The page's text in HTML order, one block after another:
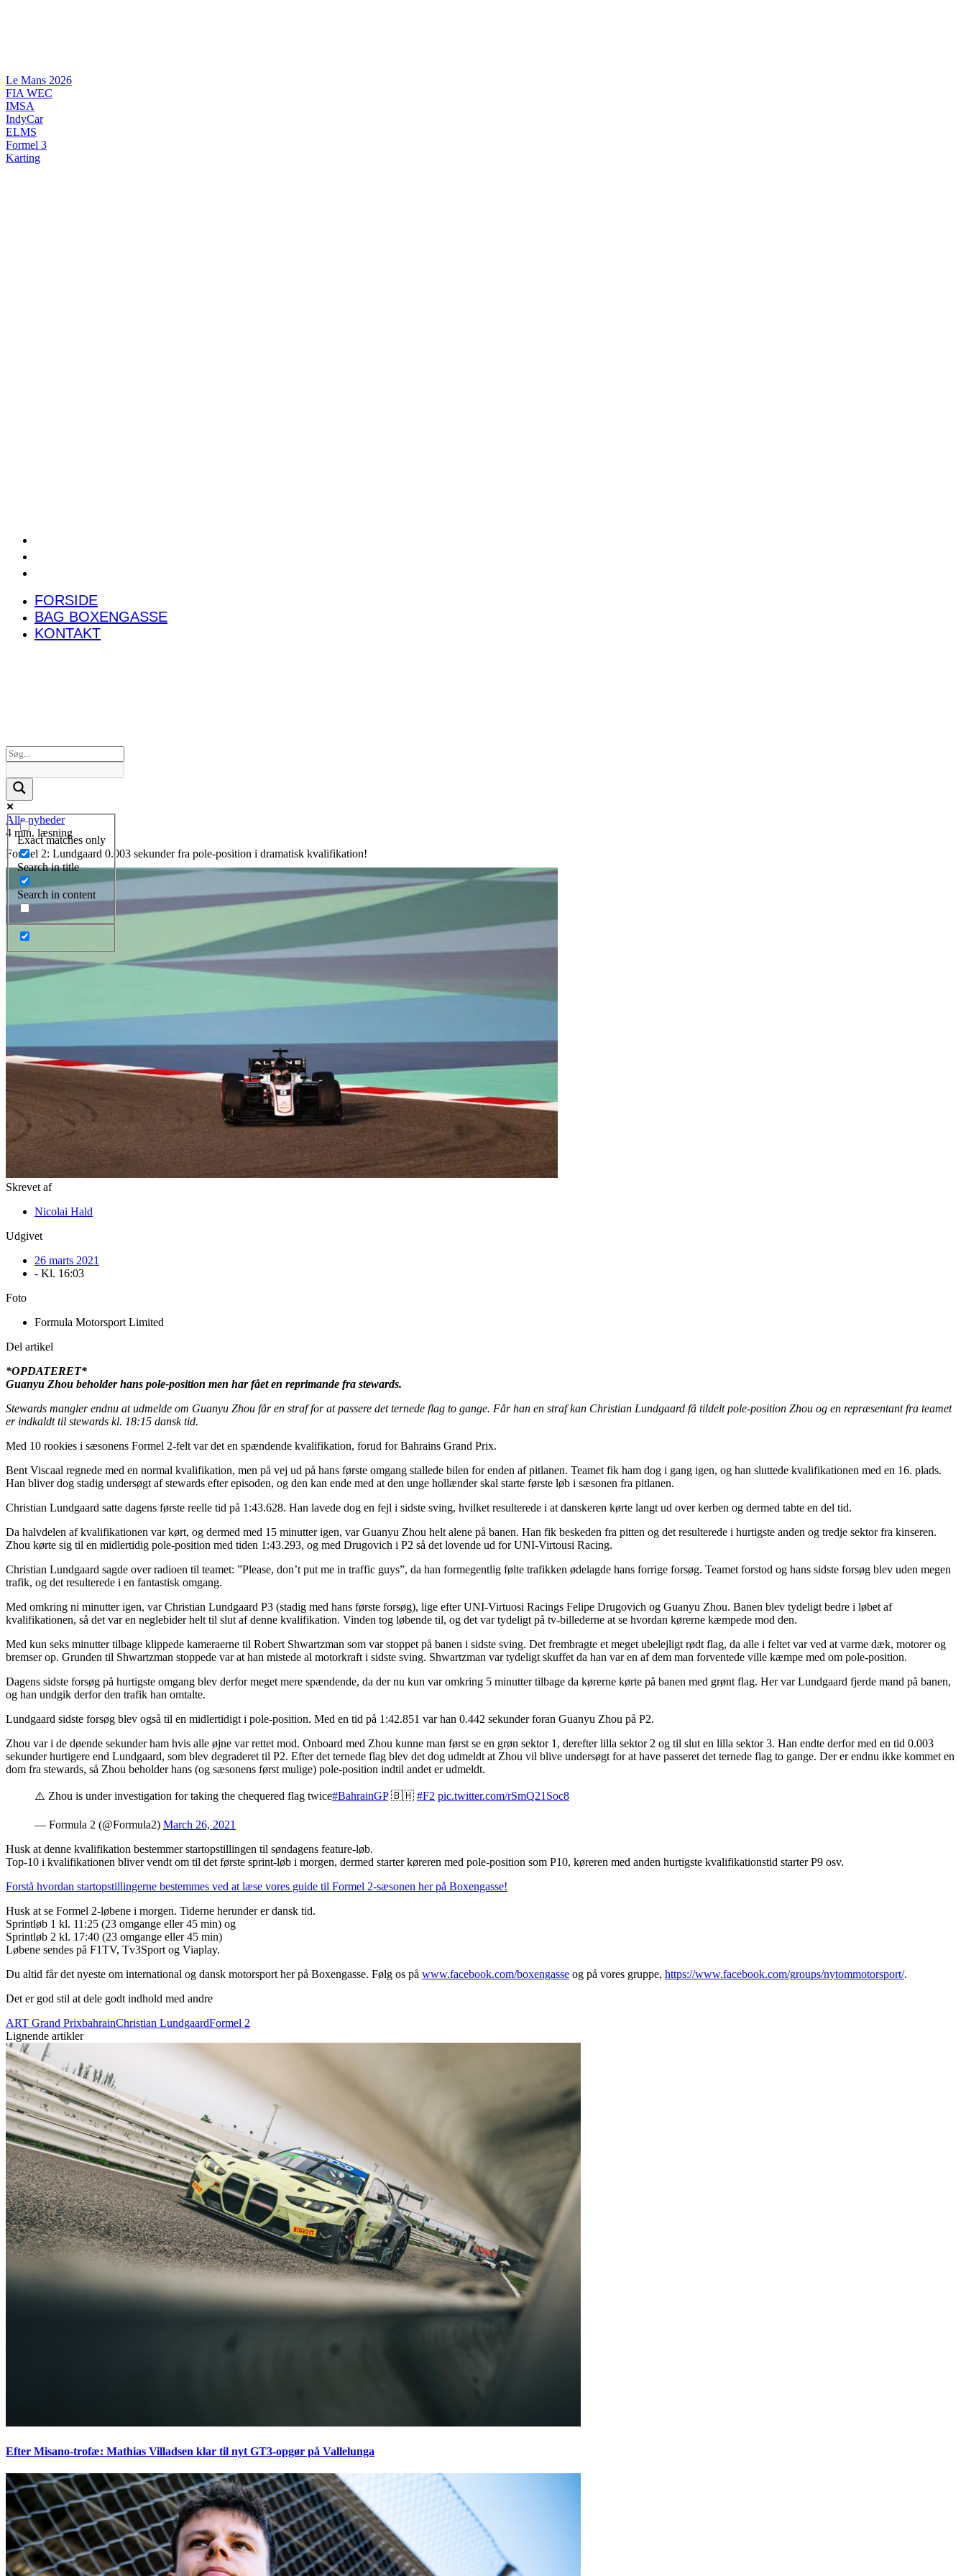
Le Mans 2026
FIA WEC
IMSA
IndyCar
ELMS
Formel 3
Karting
FORSIDE
BAG BOXENGASSE
KONTAKT
Exact matches only
Search in title
Search in content
Alle nyheder
4 min. læsning
Formel 2: Lundgaard 0.003 sekunder fra pole-position i dramatisk kvalifikation!
Skrevet af
Nicolai Hald
Udgivet
26 marts 2021
- Kl. 16:03
Foto
Formula Motorsport Limited
Del artikel
*OPDATERET*
Guanyu Zhou beholder hans pole-position men har fået en reprimande fra stewards.
Stewards mangler endnu at udmelde om Guanyu Zhou får en straf for at passere det ternede flag to gange. Får han en straf kan Christian Lundgaard få tildelt pole-position Zhou og en repræsentant fra teamet
er indkaldt til stewards kl. 18:15 dansk tid.
Med 10 rookies i sæsonens Formel 2-felt var det en spændende kvalifikation, forud for Bahrains Grand Prix.
Bent Viscaal regnede med en normal kvalifikation, men på vej ud på hans første omgang stallede bilen for enden af pitlanen. Teamet fik ham dog i gang igen, og han sluttede kvalifikationen med en 16. plads.
Han bliver dog stadig undersøgt af stewards efter episoden, og den kan ende med at den unge hollænder skal starte første løb i sæsonen fra pitlanen.
Christian Lundgaard satte dagens første reelle tid på 1:43.628. Han lavede dog en fejl i sidste sving, hvilket resulterede i at danskeren kørte langt ud over kerben og dermed tabte en del tid.
Da halvdelen af kvalifikationen var kørt, og dermed med 15 minutter igen, var Guanyu Zhou helt alene på banen. Han fik beskeden fra pitten og det resulterede i hurtigste anden og tredje sektor fra kinseren.
Zhou kørte sig til en midlertidig pole-position med tiden 1:43.293, og med Drugovich i P2 så det lovende ud for UNI-Virtousi Racing.
Christian Lundgaard sagde over radioen til teamet: ”Please, don’t put me in traffic guys”, da han formegentlig følte trafikken ødelagde hans forrige forsøg. Teamet forstod og hans sidste forsøg blev uden megen
trafik, og det resulterede i en fantastisk omgang.
Med omkring ni minutter igen, var Christian Lundgaard P3 (stadig med hans første forsøg), lige efter UNI-Virtuosi Racings Felipe Drugovich og Guanyu Zhou. Banen blev tydeligt bedre i løbet af
kvalifikationen, så det var en neglebider helt til slut af denne kvalifikation. Vinden tog løbende til, og det var tydeligt på tv-billederne at se hvordan kørerne kæmpede mod den.
Med kun seks minutter tilbage klippede kameraerne til Robert Shwartzman som var stoppet på banen i sidste sving. Det frembragte et meget ubelejligt rødt flag, da alle i feltet var ved at varme dæk, motorer og
bremser op. Grunden til Shwartzman stoppede var at han mistede al motorkraft i sidste sving. Shwartzman var tydeligt skuffet da han var en af dem man forventede ville kæmpe med om pole-position.
Dagens sidste forsøg på hurtigste omgang blev derfor meget mere spændende, da der nu kun var omkring 5 minutter tilbage da kørerne kørte på banen med grønt flag. Her var Lundgaard fjerde mand på banen,
og han undgik derfor den trafik han omtalte.
Lundgaard sidste forsøg blev også til en midlertidigt i pole-position. Med en tid på 1:42.851 var han 0.442 sekunder foran Guanyu Zhou på P2.
Zhou var i de døende sekunder ham hvis alle øjne var rettet mod. Onboard med Zhou kunne man først se en grøn sektor 1, derefter lilla sektor 2 og til slut en lilla sektor 3. Han endte derfor med en tid 0.003
sekunder hurtigere end Lundgaard, som blev degraderet til P2. Efter det ternede flag blev det dog udmeldt at Zhou vil blive undersøgt for at have passeret det ternede flag to gange. Der er endnu ikke kommet en
dom fra stewards, så Zhou beholder hans (og sæsonens først mulige) pole-position indtil andet er udmeldt.
⚠️ Zhou is under investigation for taking the chequered flag twice#BahrainGP🇧🇭 #F2 pic.twitter.com/rSmQ21Soc8
— Formula 2 (@Formula2) March 26, 2021
Husk at denne kvalifikation bestemmer startopstillingen til søndagens feature-løb.
Top-10 i kvalifikationen bliver vendt om til det første sprint-løb i morgen, dermed starter køreren med pole-position som P10, køreren med anden hurtigste kvalifikationstid starter P9 osv.
Forstå hvordan startopstillingerne bestemmes ved at læse vores guide til Formel 2-sæsonen her på Boxengasse!
Husk at se Formel 2-løbene i morgen. Tiderne herunder er dansk tid.
Sprintløb 1 kl. 11:25 (23 omgange eller 45 min) og
Sprintløb 2 kl. 17:40 (23 omgange eller 45 min)
Løbene sendes på F1TV, Tv3Sport og Viaplay.
Du altid får det nyeste om international og dansk motorsport her på Boxengasse. Følg os på www.facebook.com/boxengasse og på vores gruppe, https://www.facebook.com/groups/nytommotorsport/.
Det er god stil at dele godt indhold med andre
ART Grand PrixbahrainChristian LundgaardFormel 2
Lignende artikler
Efter Misano-trofæ: Mathias Villadsen klar til nyt GT3-opgør på Vallelunga